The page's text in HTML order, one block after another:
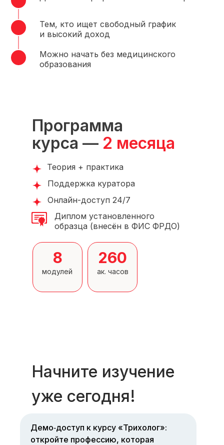
Тем, кто ищет свободный график
и высокий доход
Можно начать без медицинского
образования
Программа
курса — 2 месяца
Теория + практика
Поддержка куратора
Диплом установленного
образца (внесён в ФИС ФРДО)
8
ак. часов
модулей
260
Онлайн-доступ 24/7
Начните изучение
уже сегодня!
Демо‑доступ к курсу «Трихолог»:
откройте профессию, которая